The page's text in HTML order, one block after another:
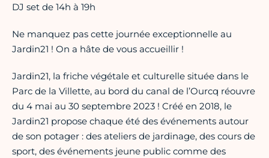
DJ set de 14h à 19h
Ne manquez pas cette journée exceptionnelle au
Jardin21 ! On a hâte de vous accueillir !
Jardin21, la friche végétale et culturelle située dans le
Parc de la Villette, au bord du canal de l’Ourcq réouvre
du 4 mai au 30 septembre 2023 ! Créé en 2018, le
Jardin21 propose chaque été des événements autour
de son potager : des ateliers de jardinage, des cours de
sport, des événements jeune public comme des